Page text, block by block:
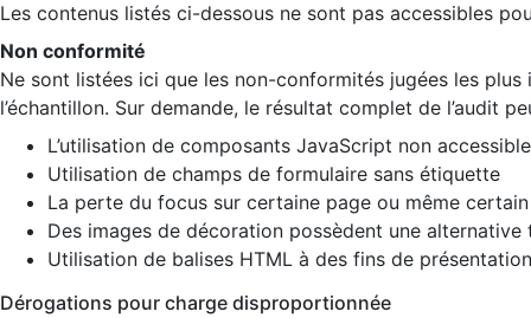
Les contenus listés ci-dessous ne sont pas accessibles
Non conformité
Ne sont listées ici que les non-conformités jugées les
l’échantillon. Sur demande, le résultat complet de l’audit
L’utilisation de composants JavaScript non
Utilisation de champs de formulaire sans étiquette
La perte du focus sur certaine page ou même
Des images de décoration possèdent une alternative
Utilisation de balises HTML à des fins de
Dérogations pour charge disproportionnée